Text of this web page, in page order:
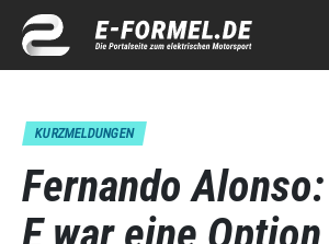
KURZMELDUNGEN
Fernando